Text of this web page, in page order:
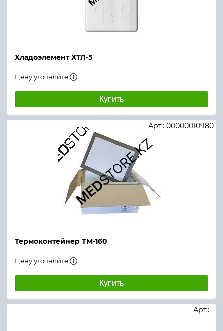
Хладоэлемент ХТЛ-5
Цену уточняйте
Купить
Термоконтейнер ТМ-160
Арт.: 00000010980
Цену уточняйте
Купить
Арт.: -